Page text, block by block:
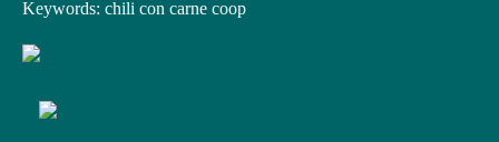
Keywords: chili con carne coop